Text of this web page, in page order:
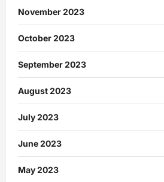
November 2023
October 2023
September 2023
August 2023
July 2023
June 2023
May 2023